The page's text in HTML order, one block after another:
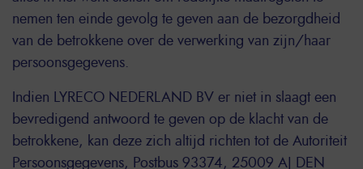
nemen ten einde gevolg te geven aan de bezorgdheid
van de betrokkene over de verwerking van zijn/haar
persoonsgegevens.
Indien LYRECO NEDERLAND BV er niet in slaagt een
bevredigend antwoord te geven op de klacht van de
betrokkene, kan deze zich altijd richten tot de Autoriteit
Persoonsgegevens, Postbus 93374, 25009 AJ DEN